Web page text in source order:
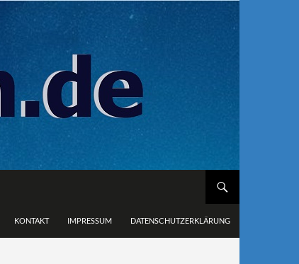
KONTAKT IMPRESSUM DATENSCHUTZERKLÄRUNG